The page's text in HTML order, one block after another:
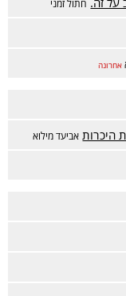
חתול זמני
אחרונה
היכרות אביעד מילוא